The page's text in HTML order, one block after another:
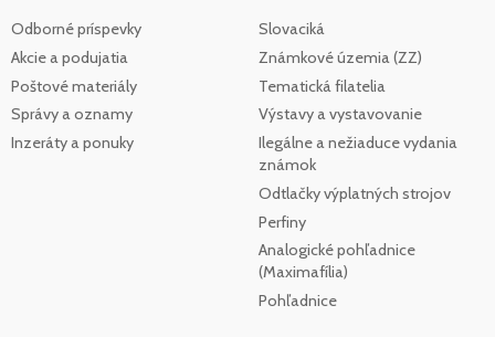
Odborné príspevky
Akcie a podujatia
Poštové materiály
Správy a oznamy
Inzeráty a ponuky
Slovaciká
Známkové územia (ZZ)
Tematická filatelia
Výstavy a vystavovanie
Ilegálne a nežiaduce vydania
známok
Odtlačky výplatných strojov
Perfiny
Analogické pohľadnice
(Maximafília)
Pohľadnice